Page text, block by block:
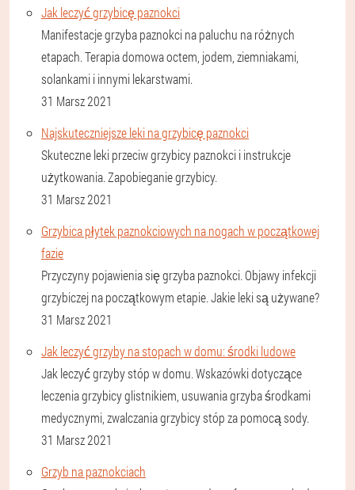
Jak leczyć grzybicę paznokci
Manifestacje grzyba paznokci na paluchu na różnych
etapach. Terapia domowa octem, jodem, ziemniakami,
solankami i innymi lekarstwami.
31 Marsz 2021
Najskuteczniejsze leki na grzybicę paznokci
Skuteczne leki przeciw grzybicy paznokci i instrukcje
użytkowania. Zapobieganie grzybicy.
31 Marsz 2021
Grzybica płytek paznokciowych na nogach w początkowej
fazie
Przyczyny pojawienia się grzyba paznokci. Objawy infekcji
grzybiczej na początkowym etapie. Jakie leki są używane?
31 Marsz 2021
Jak leczyć grzyby na stopach w domu: środki ludowe
Jak leczyć grzyby stóp w domu. Wskazówki dotyczące
leczenia grzybicy glistnikiem, usuwania grzyba środkami
medycznymi, zwalczania grzybicy stóp za pomocą sody.
31 Marsz 2021
Grzyb na paznokciach